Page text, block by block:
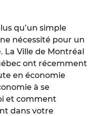
qu’un simple
nécessité pour un
La Ville de Montréal
ont récemment
en économie
à se
et comment
dans votre